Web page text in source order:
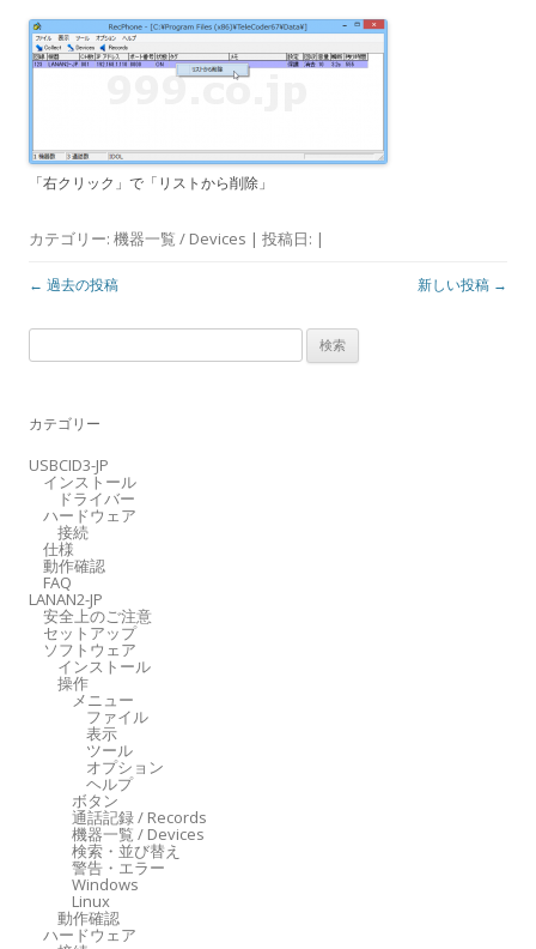
「右クリック」で「リストから削除」
カテゴリー: 機器一覧 / Devices | 投稿日: |
投
ー
シ
← 過去の投稿 新しい投稿 →
カテゴリー
USBCID3-JP
インストール
ドライバー
ハードウェア
接続
仕様
動作確認
FAQ
LANAN2-JP
安全上のご注意
セットアップ
ソフトウェア
インストール
操作
メニュー
ファイル
表示
ツール
オプション
ヘルプ
ボタン
通話記録 / Records
機器一覧 / Devices
検索・並び替え
警告・エラー
Windows
Linux
動作確認
ハードウェア